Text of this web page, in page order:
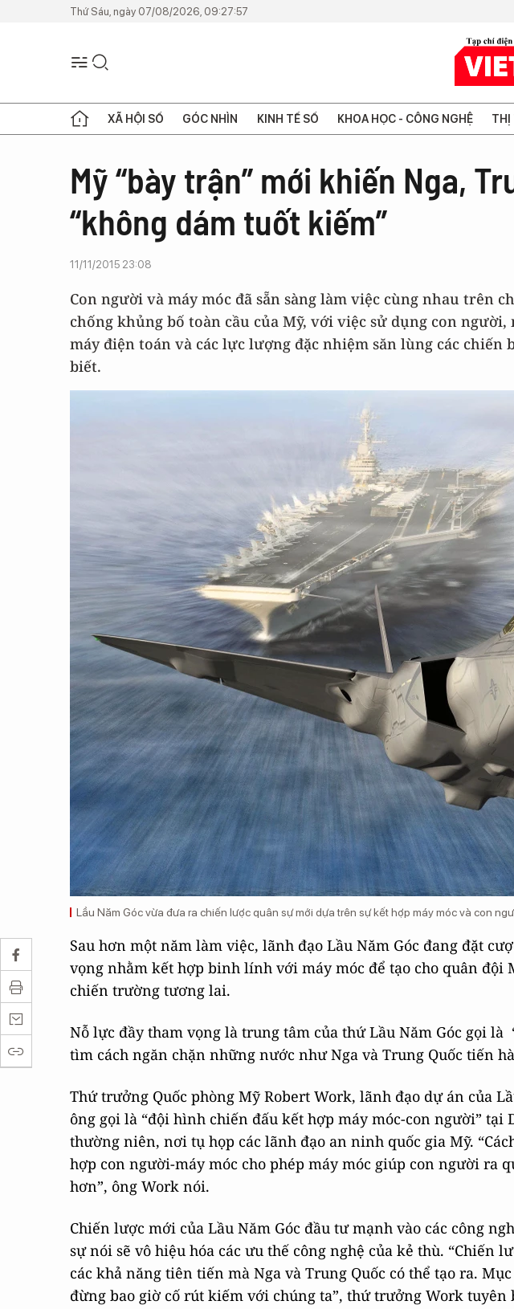
Thứ Sáu, ngày 07/08/2026, 09:27:57
XÃ HỘI SỐ GÓC NHÌN KINH TẾ SỐ KHOA HỌC - CÔNG NGHỆ THỊ
Mỹ “bày trận” mới khiến Nga,
“không dám tuốt kiếm”
11/11/2015 23:08
Con người và máy móc đã sẵn sàng làm việc cùng nhau trên
chống khủng bố toàn cầu của Mỹ, với việc sử dụng con
máy điện toán và các lực lượng đặc nhiệm săn lùng các chiến
biết.
Lầu Năm Góc vừa đưa ra chiến lược quân sự mới dựa trên sự kết hợp máy móc và con
Sau hơn một năm làm việc, lãnh đạo Lầu Năm Góc đang đặt
vọng nhằm kết hợp binh lính với máy móc để tạo cho quân đội
chiến trường tương lai.
Nỗ lực đầy tham vọng là trung tâm của thứ Lầu Năm Góc gọi
tìm cách ngăn chặn những nước như Nga và Trung Quốc tiến
Thứ trưởng Quốc phòng Mỹ Robert Work, lãnh đạo dự án của
ông gọi là “đội hình chiến đấu kết hợp máy móc-con người” tại
thường niên, nơi tụ họp các lãnh đạo an ninh quốc gia Mỹ.
hợp con người-máy móc cho phép máy móc giúp con người ra
hơn”, ông Work nói.
Chiến lược mới của Lầu Năm Góc đầu tư mạnh vào các công
sự nói sẽ vô hiệu hóa các ưu thế công nghệ của kẻ thù. “Chiến
các khả năng tiên tiến mà Nga và Trung Quốc có thể tạo ra.
đừng bao giờ cố rút kiếm với chúng ta”, thứ trưởng Work tuyên